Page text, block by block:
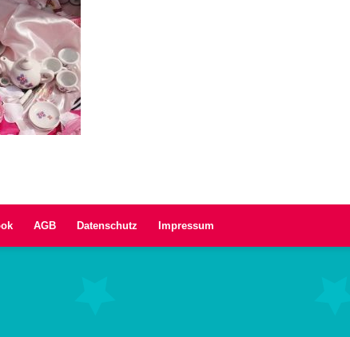
AGB Datenschutz Impressum